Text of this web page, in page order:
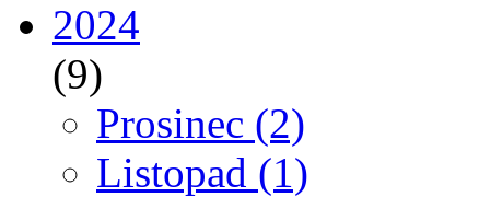
2024
(9)
Prosinec (2)
Listopad (1)